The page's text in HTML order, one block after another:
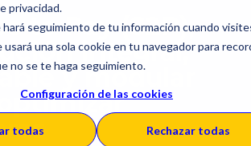
privacidad.
hará seguimiento de tu información cuando
una sola cookie en tu navegador para
no se te haga seguimiento.
Configuración de las cookies
todas Rechazar todas
to Pay (S2P),
integral,
le y modular
optimizar